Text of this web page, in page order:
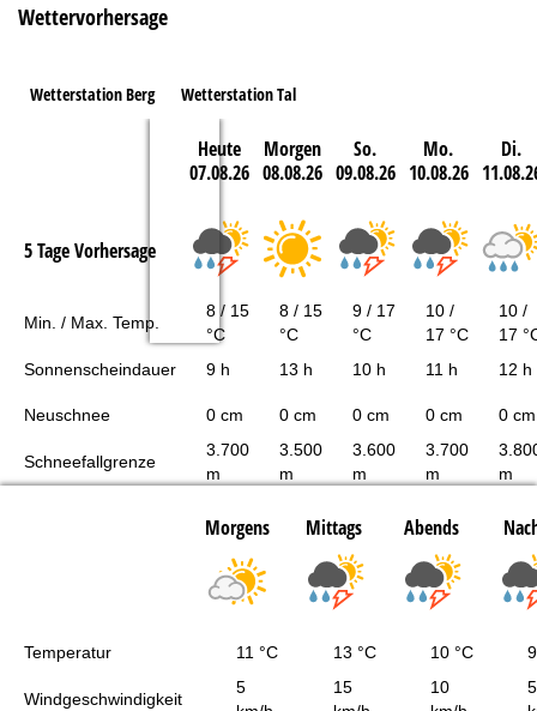
Wettervorhersage
Wetterstation Berg Wetterstation Tal
Heute
07.08.26
Morgen
08.08.26
So.
09.08.26
Mo.
10.08.26
Di.
5 Tage Vorhersage
Min. / Max. Temp.
8 / 15
°C
8 / 15
°C
9 / 17
°C
10 /
17 °C
10 /
17
Sonnenscheindauer
9 h 13 h 10 h 11 h 12 h
Neuschnee 0 cm 0 cm 0 cm 0 cm 0 cm
Schneefallgrenze
3.700
m
3.500
m
3.600
m
3.700
m
m
Morgens Mittags Abends
Temperatur 11 °C 13 °C 10 °C
Windgeschwindigkeit
5
15
10
5